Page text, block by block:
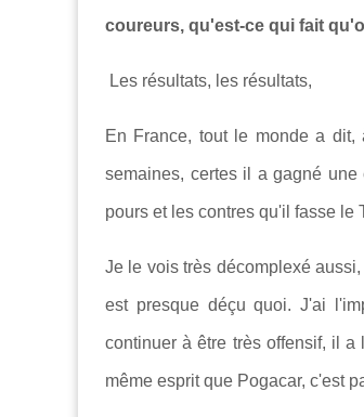
coureurs, qu'est-ce qui fait
Les résultats, les résultats,
En France, tout le monde a
semaines, certes il a gagné
pours et les contres qu'il fasse le
Je le vois très décomplexé
est presque déçu quoi. J'ai
continuer à être très offensif, il
même esprit que Pogacar, c'est